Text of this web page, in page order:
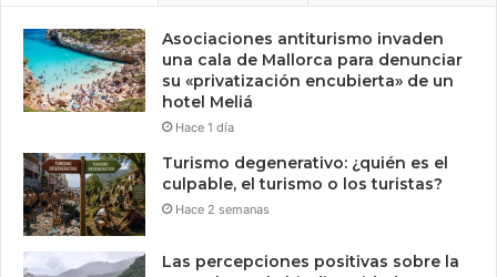
Asociaciones antiturismo invaden
una cala de Mallorca para denunciar
su «privatización encubierta» de un
hotel Meliá
Hace 1 día
Turismo degenerativo: ¿quién es el
culpable, el turismo o los turistas?
Hace 2 semanas
Las percepciones positivas sobre la